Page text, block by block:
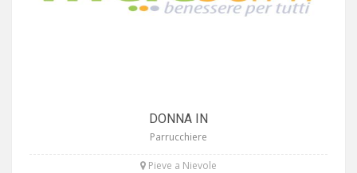
DONNA IN
Parrucchiere
Pieve a Nievole